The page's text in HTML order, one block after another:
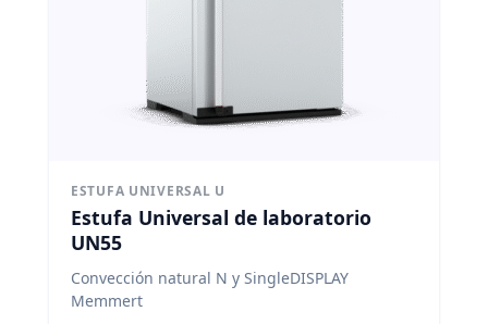
ESTUFA UNIVERSAL U
Estufa Universal de laboratorio
UN55
Convección natural N y SingleDISPLAY
Memmert